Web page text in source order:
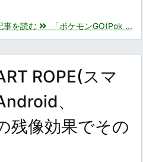
事を読む 「ポケモンGO(Pok ...
ROPE(スマ
、
残像効果でその